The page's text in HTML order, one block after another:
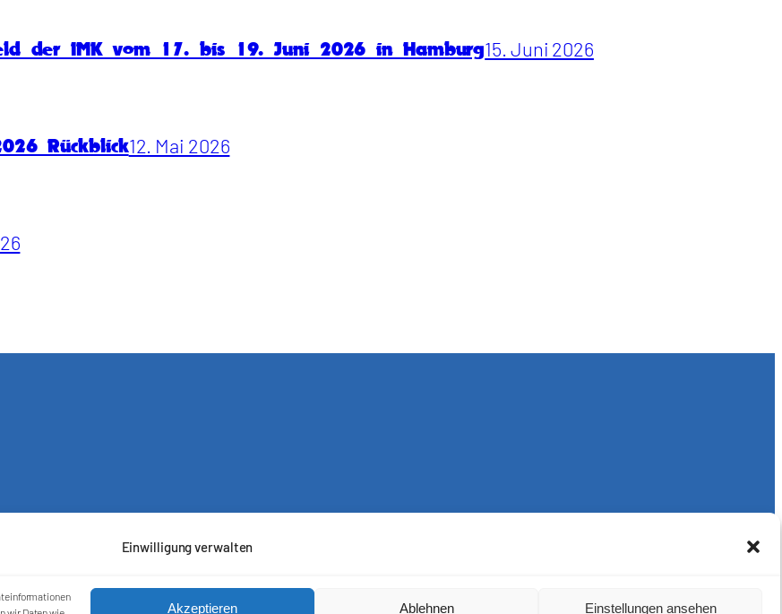
Einwilligung verwalten
Akzeptieren Ablehnen Einstellungen ansehen
der IMK vom 17. bis 19. Juni 2026 in Hamburg15. Juni 2026
Rückblick12. Mai 2026